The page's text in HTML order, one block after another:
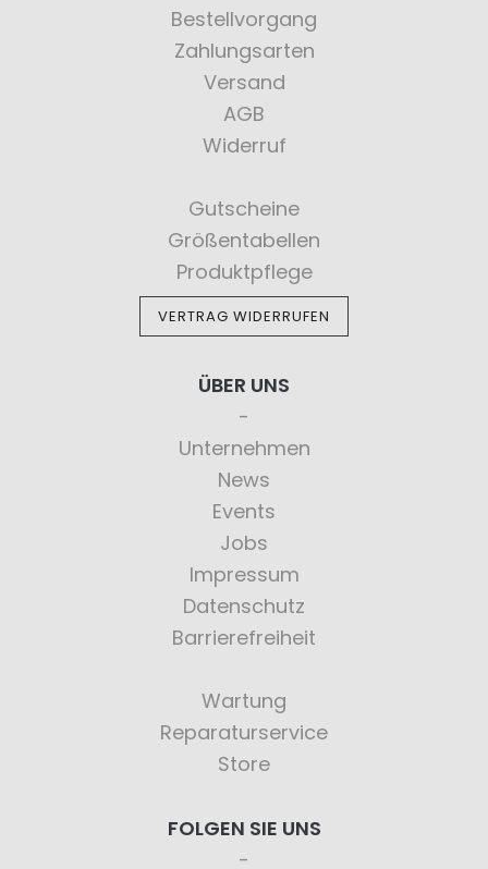
Bestellvorgang
Zahlungsarten
Versand
AGB
Widerruf
Gutscheine
Größentabellen
Produktpflege
VERTRAG WIDERRUFEN
ÜBER UNS
Unternehmen
News
Events
Jobs
Impressum
Datenschutz
Barrierefreiheit
Wartung
Reparaturservice
Store
FOLGEN SIE UNS